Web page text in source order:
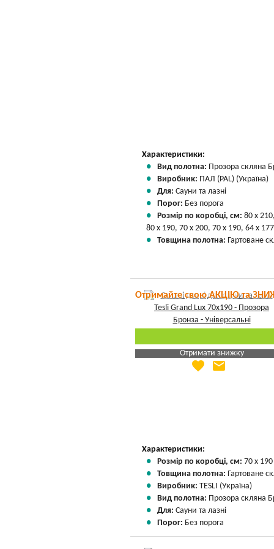
Характеристики:
Вид полотна: Прозора скляна
Виробник: ПАЛ (PAL) (Україна)
Для: Сауни та лазні
Порог: Без порога
Розмір по коробці, см: 80 х
80 х 190, 70 х 200, 70 х 190, 64 х 177
Товщина полотна: Гартоване
Отримайте свою АКЦІЮ та
Отримати знижку
Яка Ваша ціна
favorite email
Характеристики:
Розмір по коробці, см: 70 х 190
Товщина полотна: Гартоване
Виробник: TESLI (Україна)
Вид полотна: Прозора скляна
Для: Сауни та лазні
Порог: Без порога